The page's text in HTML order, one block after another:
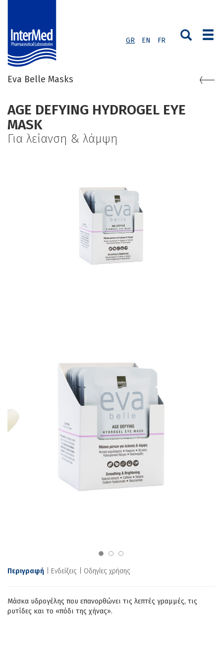
GR EN FR
Eva Belle Masks
AGE DEFYING HYDROGEL EYE
MASK
Για λείανση & λάμψη
Περιγραφή Ενδείξεις Οδηγίες χρήσης
Mάσκα υδρογέλης που επανορθώνει τις λεπτές γραμμές, τις
ρυτίδες και το «πόδι της χήνας».